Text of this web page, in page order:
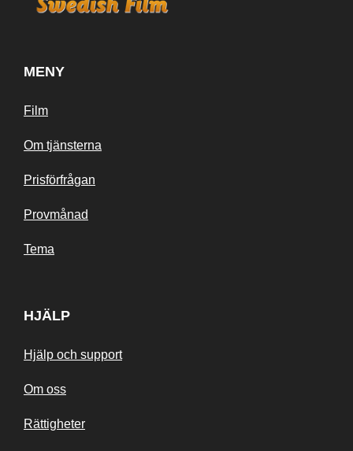
MENY
Film
Om tjänsterna
Prisförfrågan
Provmånad
Tema
HJÄLP
Hjälp och support
Om oss
Rättigheter